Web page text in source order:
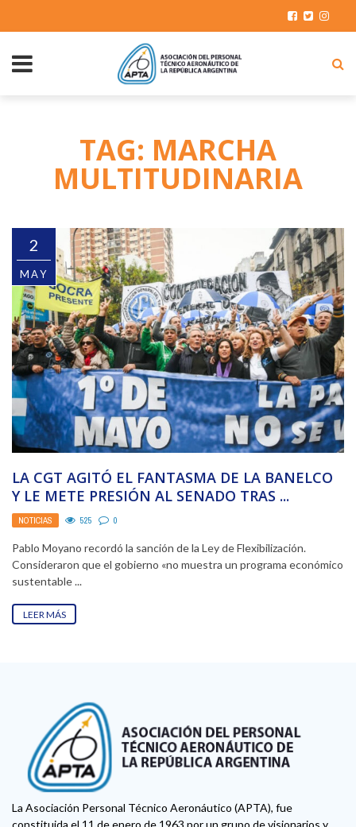
TAG: MARCHA
MULTITUDINARIA
2
MAY
LA CGT AGITÓ EL FANTASMA DE LA BANELCO
Y LE METE PRESIÓN AL SENADO TRAS ...
NOTICIAS 525 0
Pablo Moyano recordó la sanción de la Ley de Flexibilización.
Consideraron que el gobierno «no muestra un programa económico
sustentable ...
LEER MÁS
La Asociación Personal Técnico Aeronáutico (APTA), fue